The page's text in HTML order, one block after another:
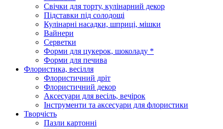
Свічки для торту, кулінарний декор
Підставки під солодощі
Кулінарні насадки, шприці, мішки
Вайнери
Серветки
Форми для цукерок, шоколаду *
Форми для печива
Флористика, весілля
Флористичний дріт
Флористичний декор
Аксесуари для весіль, вечірок
Інструменти та аксесуари для флористики
Творчість
Пазли картонні